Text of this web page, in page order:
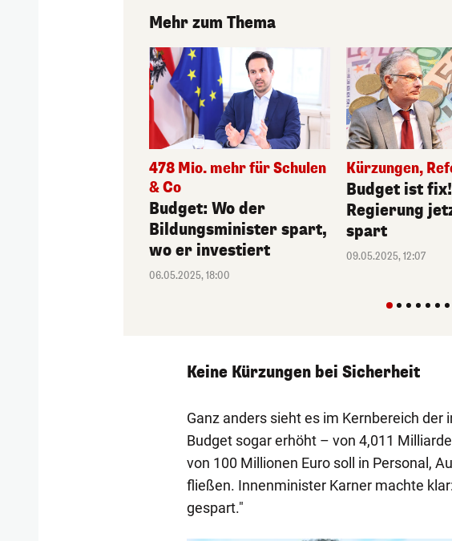
Mehr zum Thema
478 Mio. mehr für Schulen
& Co
Budget: Wo der
Bildungsminister spart,
wo er investiert
06.05.2025, 18:00
Kürzungen,
Budget ist
Regierung
spart
09.05.2025, 12:07
Keine Kürzungen bei Sicherheit
Ganz anders sieht es im Kernbereich
Budget sogar erhöht – von 4,011
von 100 Millionen Euro soll in Personal,
fließen. Innenminister Karner machte
gespart."